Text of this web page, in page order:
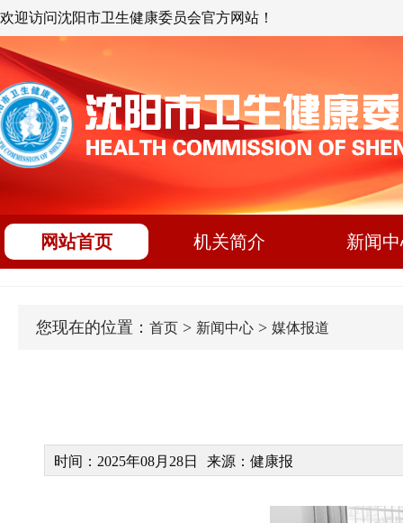
欢迎访问沈阳市卫生健康委员会官方网站！
网站首页 机关简介 新闻
您现在的位置： 首页 > 新闻中心 > 媒体报道
时间：2025年08月28日 来源：健康报